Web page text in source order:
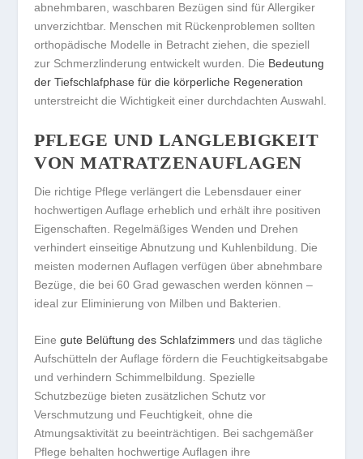
abnehmbaren, waschbaren Bezügen sind für Allergiker
unverzichtbar. Menschen mit Rückenproblemen sollten
orthopädische Modelle in Betracht ziehen, die speziell
zur Schmerzlinderung entwickelt wurden. Die Bedeutung
der Tiefschlafphase für die körperliche Regeneration
unterstreicht die Wichtigkeit einer durchdachten Auswahl.
PFLEGE UND LANGLEBIGKEIT
VON MATRATZENAUFLAGEN
Die richtige Pflege verlängert die Lebensdauer einer
hochwertigen Auflage erheblich und erhält ihre positiven
Eigenschaften. Regelmäßiges Wenden und Drehen
verhindert einseitige Abnutzung und Kuhlenbildung. Die
meisten modernen Auflagen verfügen über abnehmbare
Bezüge, die bei 60 Grad gewaschen werden können –
ideal zur Eliminierung von Milben und Bakterien.
Einegute Belüftung des Schlafzimmers und das tägliche
Aufschütteln der Auflage fördern die Feuchtigkeitsabgabe
und verhindern Schimmelbildung. Spezielle
Schutzbezüge bieten zusätzlichen Schutz vor
Verschmutzung und Feuchtigkeit, ohne die
Atmungsaktivität zu beeinträchtigen. Bei sachgemäßer
Pflege behalten hochwertige Auflagen ihre